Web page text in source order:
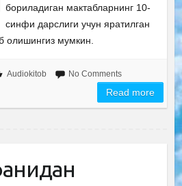
бориладиган мактабларнинг 10-
синфи дарслиги учун яратилган
олишингиз мумкин.
Audiokitob No Comments
Read more